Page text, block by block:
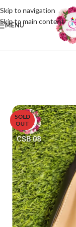
Skip to navigation
Skip to main content
MENU
SOLD
OUT